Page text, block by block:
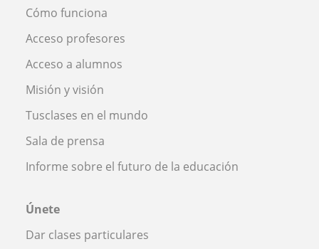
Cómo funciona
Acceso profesores
Acceso a alumnos
Misión y visión
Tusclases en el mundo
Sala de prensa
Informe sobre el futuro de la educación
Únete
Dar clases particulares